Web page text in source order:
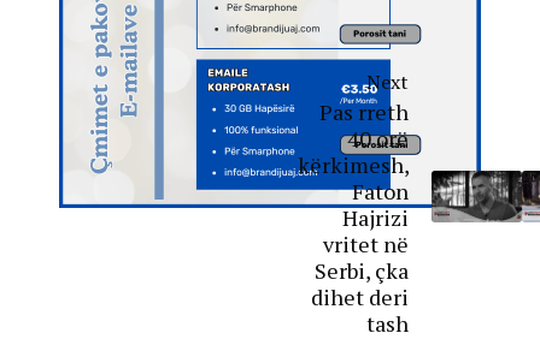
Next
Pas rreth
40 orë
kërkimesh,
Faton
Hajrizi
vritet në
Serbi, çka
dihet deri
tash